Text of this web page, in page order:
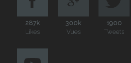
287k
Likes
300k
Vues
1900
Tweets